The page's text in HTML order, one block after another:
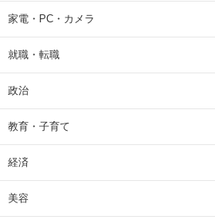
家電・PC・カメラ
就職・転職
政治
教育・子育て
経済
美容